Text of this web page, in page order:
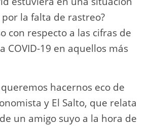
la falta de rastreo?
con respecto a las cifras de
19 en aquellos más
hacernos eco de
y El Salto, que relata
un amigo suyo a la hora de